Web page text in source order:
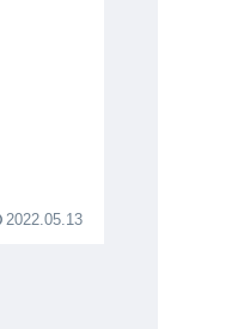
2022.05.13